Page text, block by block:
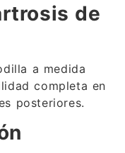
de
a medida
completa en
posteriores.